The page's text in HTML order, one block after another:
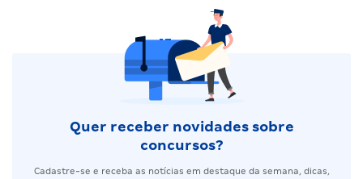
Quer receber novidades sobre
concursos?
Cadastre-se e receba as notícias em destaque da semana, dicas,